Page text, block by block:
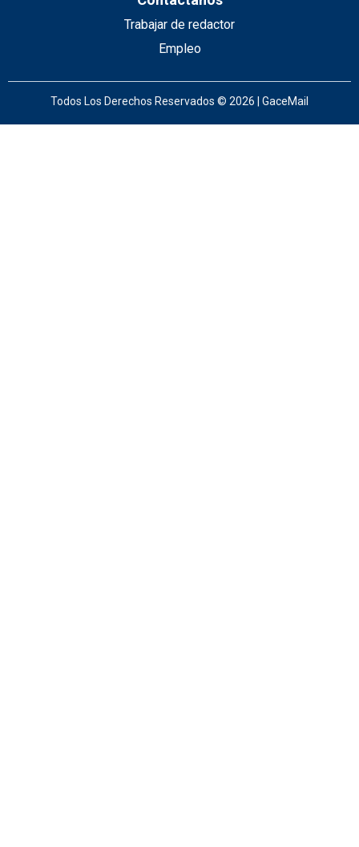
Trabajar de redactor
Empleo
Todos Los Derechos Reservados © 2026 | GaceMail